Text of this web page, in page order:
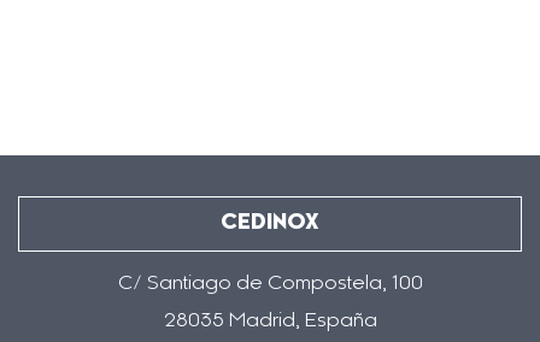
CEDINOX
C/ Santiago de Compostela, 100
28035 Madrid, España